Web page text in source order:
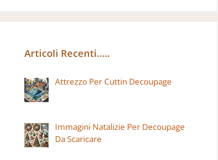
Articoli Recenti…..
Attrezzo Per Cuttin Decoupage
Immagini Natalizie Per Decoupage
Da Scaricare